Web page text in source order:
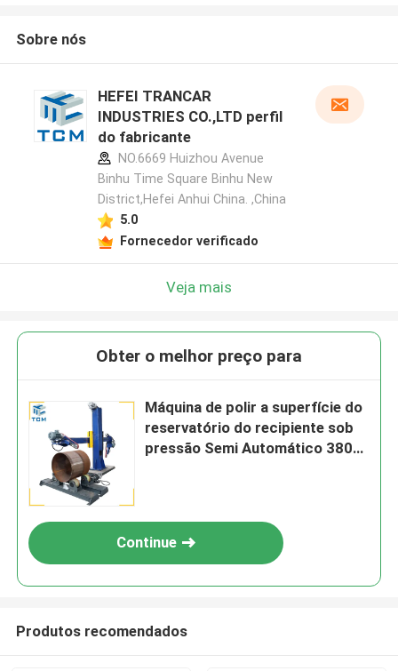
Sobre nós
HEFEI TRANCAR
INDUSTRIES CO.,LTD perfil
do fabricante
NO.6669 Huizhou Avenue
Binhu Time Square Binhu New
District,Hefei Anhui China. ,China
5.0
Fornecedor verificado
Veja mais
Obter o melhor preço para
Máquina de polir a superfície do
reservatório do recipiente sob
pressão Semi Automático 380V
Continue
Produtos recomendados